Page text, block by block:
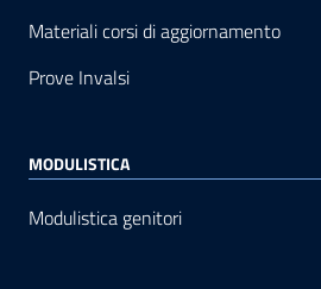
Materiali corsi di aggiornamento
Prove Invalsi
MODULISTICA
Modulistica genitori